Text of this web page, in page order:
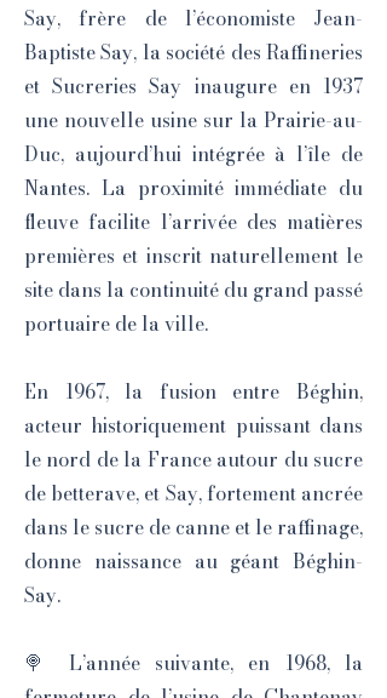
Say, frère de l’économiste Jean-
Baptiste Say, la société des Raffineries
et Sucreries Say inaugure en 1937
une nouvelle usine sur la Prairie-au-
Duc, aujourd’hui intégrée à l’île de
Nantes. La proximité immédiate du
fleuve facilite l’arrivée des matières
premières et inscrit naturellement le
site dans la continuité du grand passé
portuaire de la ville.
En 1967, la fusion entre Béghin,
acteur historiquement puissant dans
le nord de la France autour du sucre
de betterave, et Say, fortement ancrée
dans le sucre de canne et le raffinage,
donne naissance au géant Béghin-
Say.
🍭 L’année suivante, en 1968, la